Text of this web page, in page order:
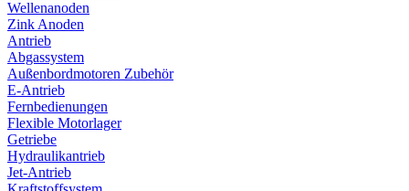
Wellenanoden
Zink Anoden
Antrieb
Abgassystem
Außenbordmotoren Zubehör
E-Antrieb
Fernbedienungen
Flexible Motorlager
Getriebe
Hydraulikantrieb
Jet-Antrieb